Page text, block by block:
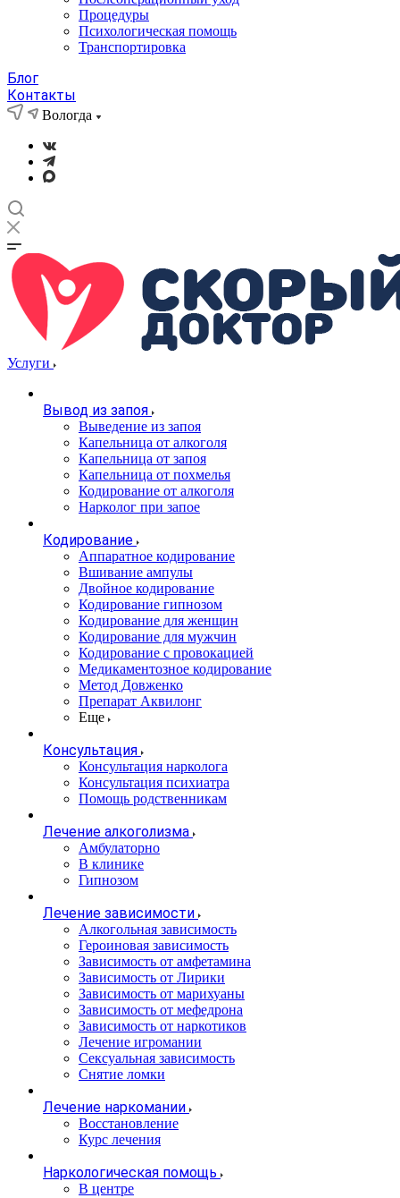
Процедуры
Психологическая помощь
Транспортировка
Блог
Контакты
Вологда
Услуги
Вывод из запоя
Выведение из запоя
Капельница от алкоголя
Капельница от запоя
Капельница от похмелья
Кодирование от алкоголя
Нарколог при запое
Кодирование
Аппаратное кодирование
Вшивание ампулы
Двойное кодирование
Кодирование гипнозом
Кодирование для женщин
Кодирование для мужчин
Кодирование с провокацией
Медикаментозное кодирование
Метод Довженко
Препарат Аквилонг
Еще
Консультация
Консультация нарколога
Консультация психиатра
Помощь родственникам
Лечение алкоголизма
Амбулаторно
В клинике
Гипнозом
Лечение зависимости
Алкогольная зависимость
Героиновая зависимость
Зависимость от амфетамина
Зависимость от Лирики
Зависимость от марихуаны
Зависимость от мефедрона
Зависимость от наркотиков
Лечение игромании
Сексуальная зависимость
Снятие ломки
Лечение наркомании
Восстановление
Курс лечения
Наркологическая помощь
В центре